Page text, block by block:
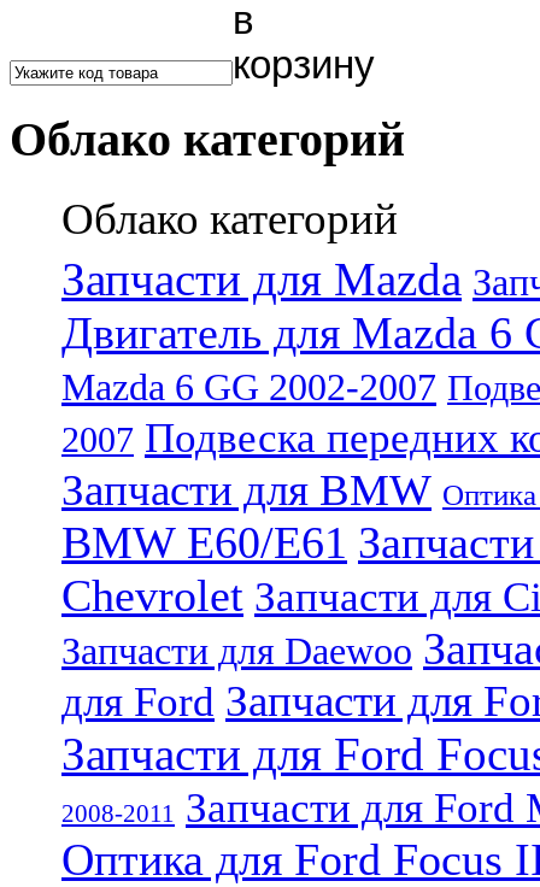
Облако категорий
Облако категорий
Запчасти для Mazda
Двигатель для Mazda 6
Mazda 6 GG 2002-2007
2007 Подвеска передних
Запчасти для BMW
BMW E60/E61
Chevrolet Запчасти для
Запчасти для Daewoo
для Ford Запчасти для
Запчасти для Ford
2008-2011 Запчасти для Ford
Оптика для Ford Focus